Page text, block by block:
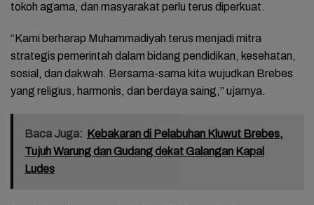
tokoh agama, dan masyarakat perlu terus diperkuat.
“Kami berharap Muhammadiyah terus menjadi mitra
strategis pemerintah dalam bidang pendidikan, kesehatan,
sosial, dan dakwah. Bersama-sama kita wujudkan Brebes
yang religius, harmonis, dan berdaya saing,” ujarnya.
Baca Juga: Kebakaran di Pelabuhan Kluwut Brebes,
Tujuh Warung dan Gudang dekat Galangan Kapal
Ludes